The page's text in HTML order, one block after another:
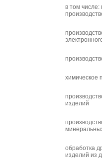
в том числе:
химическое
изделий
обработка
изделий из